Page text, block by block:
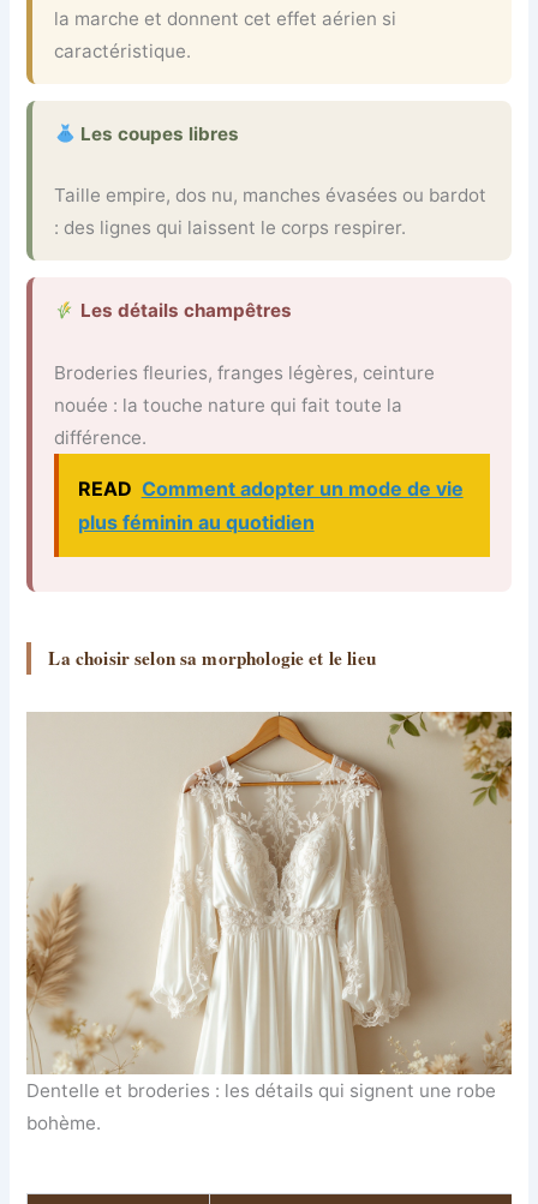
la marche et donnent cet effet aérien si
caractéristique.
Les coupes libres
Taille empire, dos nu, manches évasées ou bardot
: des lignes qui laissent le corps respirer.
Les détails champêtres
Broderies fleuries, franges légères, ceinture
nouée : la touche nature qui fait toute la
différence.
READ Comment adopter un mode de vie
plus féminin au quotidien
La choisir selon sa morphologie et le lieu
Dentelle et broderies : les détails qui signent une robe
bohème.